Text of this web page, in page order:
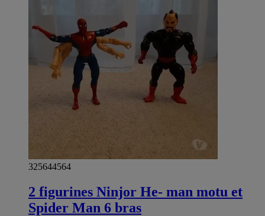
325644564
2 figurines Ninjor He- man motu et
Spider Man 6 bras